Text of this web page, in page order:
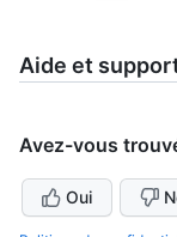
Aide et
Avez-vous
Oui